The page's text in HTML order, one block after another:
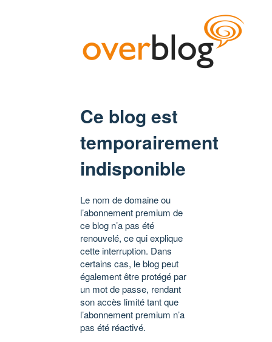
Ce blog est
temporairement
indisponible
Le nom de domaine ou
l’abonnement premium de
ce blog n’a pas été
renouvelé, ce qui explique
cette interruption. Dans
certains cas, le blog peut
également être protégé par
un mot de passe, rendant
son accès limité tant que
l’abonnement premium n’a
pas été réactivé.